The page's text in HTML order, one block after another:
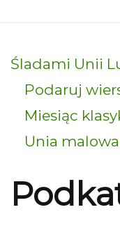
Śladami Unii
Podaruj
Miesiąc
Unia